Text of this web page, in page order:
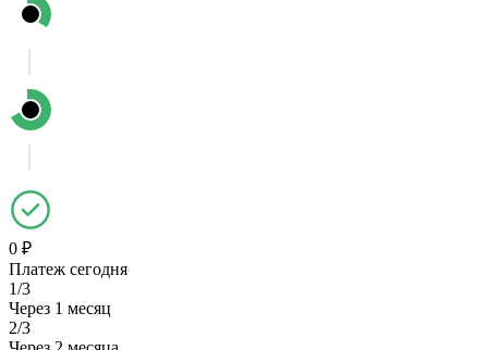
0 ₽
Платеж сегодня
1/3
Через 1 месяц
2/3